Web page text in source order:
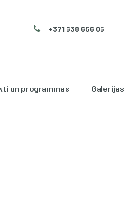
+371 638 656 05
un programmas Galerijas